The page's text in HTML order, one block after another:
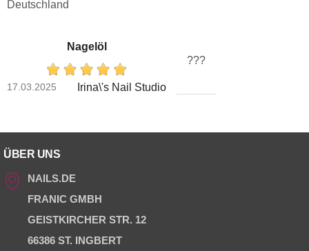
Deutschland
Nagelöl
17.03.2025 Irina\'s Nail Studio
???
ÜBER UNS
NAILS.DE
FRANIC GMBH
GEISTKIRCHER STR. 12
66386 ST. INGBERT